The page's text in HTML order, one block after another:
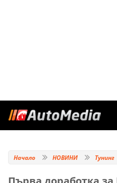
Начало НОВИНИ Тунинг